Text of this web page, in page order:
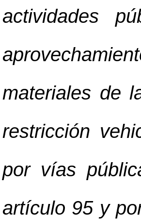
actividades
materiales de
restricción
por vías
artículo 95 y